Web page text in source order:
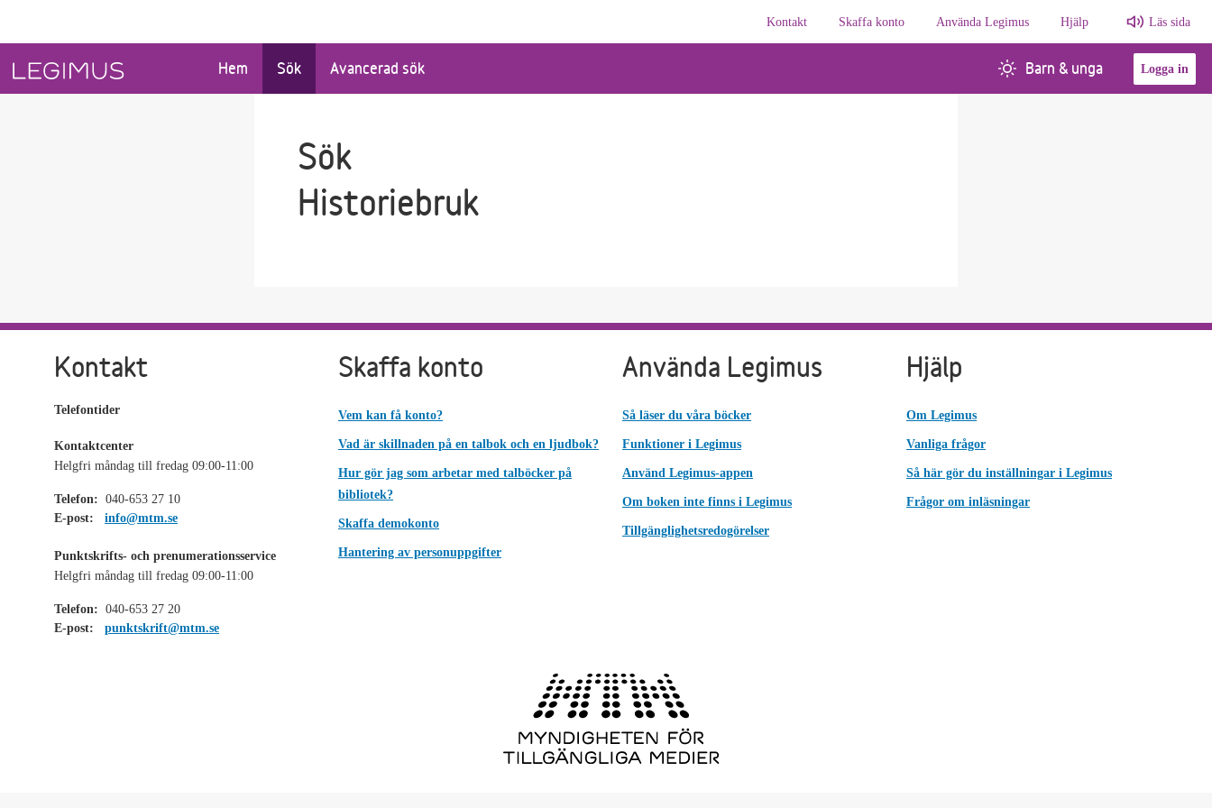
Kontakt
Skaffa konto Använda Legimus Hjälp Läs sida
Hem Sök Avancerad sök Barn & unga Logga in
Sök
Historiebruk
Kontakt
Telefontider
Kontaktcenter
Helgfri måndag till fredag 09:00-11:00
Telefon: 040-653 27 10
E-post:
info@mtm.se
Punktskrifts- och prenumerationsservice
Helgfri måndag till fredag 09:00-11:00
Telefon: 040-653 27 20
E-post:
punktskrift@mtm.se
Skaffa konto
Vem kan få konto?
Vad är skillnaden på en talbok och en ljudbok?
Hur gör jag som arbetar med talböcker på
bibliotek?
Skaffa demokonto
Hantering av personuppgifter
Använda Legimus
Så läser du våra böcker
Funktioner i Legimus
Använd Legimus-appen
Om boken inte finns i Legimus
Tillgänglighetsredogörelser
Hjälp
Om Legimus
Vanliga frågor
Så här gör du inställningar i Legimus
Frågor om inläsningar